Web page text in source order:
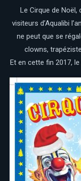
Le Cirque de Noël,
visiteurs d’Aqualibi
ne peut que se
clowns,
Et en cette fin 2017,